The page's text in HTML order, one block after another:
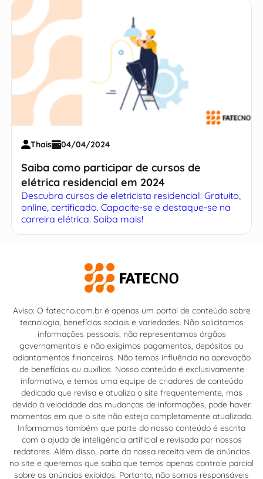
Thais 04/04/2024
Saiba como participar de cursos de
elétrica residencial em 2024
Descubra cursos de eletricista residencial: Gratuito,
online, certificado. Capacite-se e destaque-se na
carreira elétrica. Saiba mais!
Aviso: O fatecno.com.br é apenas um portal de conteúdo sobre
tecnologia, benefícios sociais e variedades. Não solicitamos
informações pessoais, não representamos órgãos
governamentais e não exigimos pagamentos, depósitos ou
adiantamentos financeiros. Não temos influência na aprovação
de benefícios ou auxílios. Nosso conteúdo é exclusivamente
informativo, e temos uma equipe de criadores de conteúdo
dedicada que revisa e atualiza o site frequentemente, mas
devido à velocidade das mudanças de informações, pode haver
momentos em que o site não esteja completamente atualizado.
Informamos também que parte do nosso conteúdo é escrita
com a ajuda de inteligência artificial e revisada por nossos
redatores. Além disso, parte da nossa receita vem de anúncios
no site e queremos que saiba que temos apenas controle parcial
sobre os anúncios exibidos. Portanto, não somos responsáveis